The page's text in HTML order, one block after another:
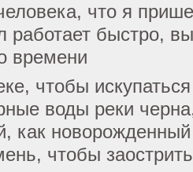
что я
работает быстро,
времени
чтобы искупаться
воды реки
как новорожденный
чтобы